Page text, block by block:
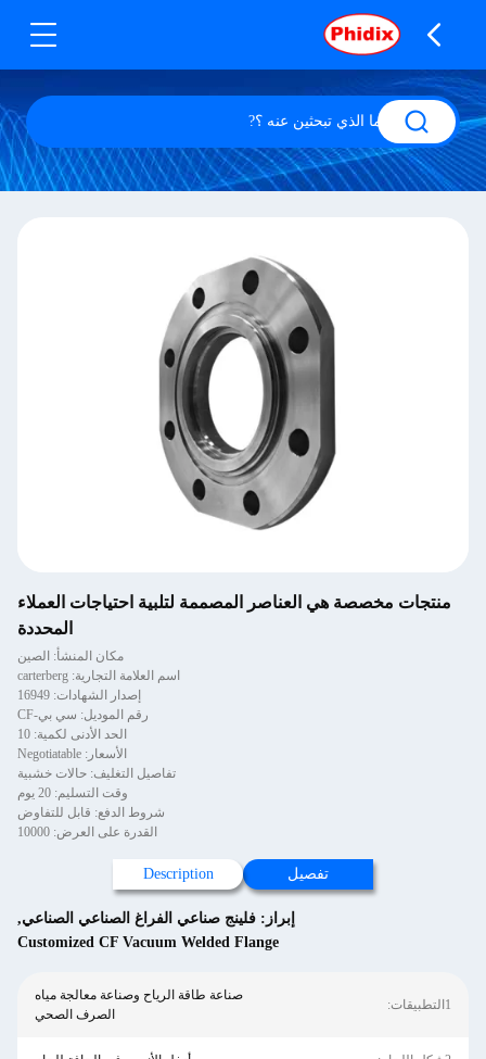
منتجات مخصصة هي العناصر المصممة لتلبية احتياجات العملاء
المحددة
مكان المنشأ: الصين
اسم العلامة التجارية: carterberg
إصدار الشهادات: 16949
رقم الموديل: سي بي-CF
الحد الأدنى لكمية: 10
الأسعار: Negotiatable
تفاصيل التغليف: حالات خشبية
وقت التسليم: 20 يوم
شروط الدفع: قابل للتفاوض
القدرة على العرض: 10000
تفصيل Description
إبراز: فلينج صناعي الفراغ الصناعي الصناعي,
Customized CF Vacuum Welded Flange
1التطبيقات:
صناعة طاقة الرياح وصناعة معالجة مياه
الصرف الصحي